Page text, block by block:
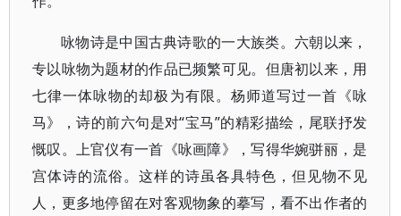
咏物诗是中国古典诗歌的一大族类。六朝以来，
专以咏物为题材的作品已频繁可见。但唐初以来，用
七律一体咏物的却极为有限。杨师道写过一首《咏
马》，诗的前六句是对“宝马”的精彩描绘，尾联抒发
慨叹。上官仪有一首《咏画障》，写得华婉骈丽，是
宫体诗的流俗。这样的诗虽各具特色，但见物不见
人，更多地停留在对客观物象的摹写，看不出作者的